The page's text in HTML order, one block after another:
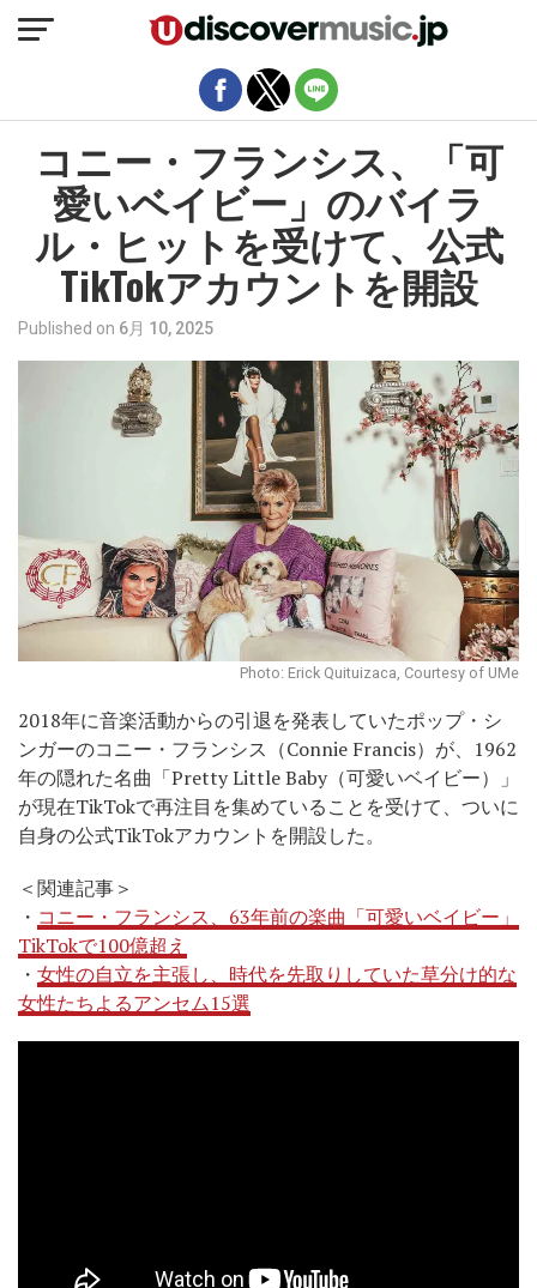
コニー・フランシス、「可
愛いベイビー」のバイラ
ル・ヒットを受けて、公式
TikTokアカウントを開設
Published on 6月 10, 2025
Photo: Erick Quituizaca, Courtesy of UMe
2018年に音楽活動からの引退を発表していたポップ・シ
ンガーのコニー・フランシス（Connie Francis）が、1962
年の隠れた名曲「Pretty Little Baby（可愛いベイビー）」
が現在TikTokで再注目を集めていることを受けて、ついに
自身の公式TikTokアカウントを開設した。
＜関連記事＞
・ コニー・フランシス、63年前の楽曲「可愛いベイビー」
TikTokで100億超え
・ 女性の自立を主張し、時代を先取りしていた草分け的な
女性たちよるアンセム15選
モバイルバージョンを終了